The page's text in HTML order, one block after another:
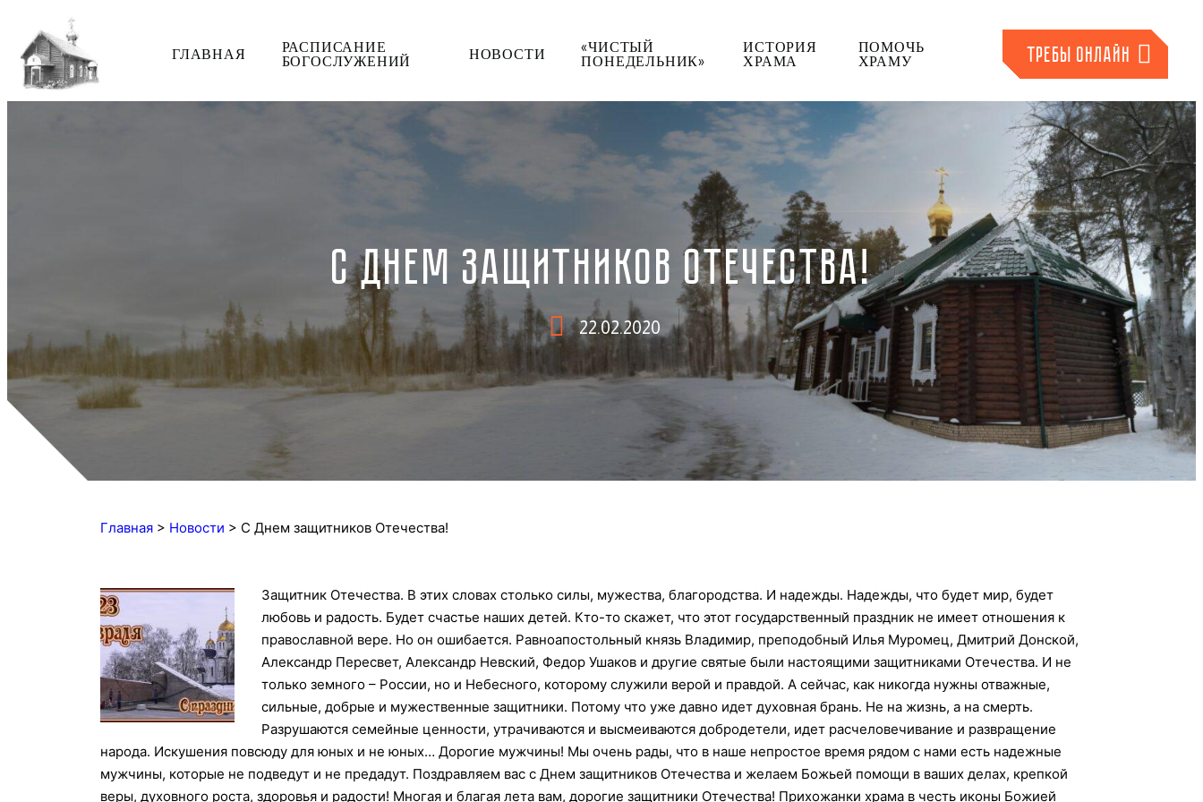
ГЛАВНАЯ
РАСПИСАНИЕ
БОГОСЛУЖЕНИЙ
НОВОСТИ
«ЧИСТЫЙ
ПОНЕДЕЛЬНИК»
ИСТОРИЯ
ХРАМА
ПОМОЧЬ
ХРАМУ
ТРЕБЫ ОНЛАЙН
С ДНЕМ ЗАЩИТНИКОВ ОТЕЧЕСТВА!
22.02.2020
Главная > Новости > С Днем защитников Отечества!
Защитник Отечества. В этих словах столько силы, мужества, благородства. И надежды. Надежды, что будет мир, будет
любовь и радость. Будет счастье наших детей. Кто-то скажет, что этот государственный праздник не имеет отношения к
православной вере. Но он ошибается. Равноапостольный князь Владимир, преподобный Илья Муромец, Дмитрий Донской,
Александр Пересвет, Александр Невский, Федор Ушаков и другие святые были настоящими защитниками Отечества. И не
только земного – России, но и Небесного, которому служили верой и правдой. А сейчас, как никогда нужны отважные,
сильные, добрые и мужественные защитники. Потому что уже давно идет духовная брань. Не на жизнь, а на смерть.
Разрушаются семейные ценности, утрачиваются и высмеиваются добродетели, идет расчеловечивание и развращение
народа. Искушения повсюду для юных и не юных… Дорогие мужчины! Мы очень рады, что в наше непростое время рядом с нами есть надежные
мужчины, которые не подведут и не предадут. Поздравляем вас с Днем защитников Отечества и желаем Божьей помощи в ваших делах, крепкой
веры, духовного роста, здоровья и радости! Многая и благая лета вам, дорогие защитники Отечества! Прихожанки храма в честь иконы Божией